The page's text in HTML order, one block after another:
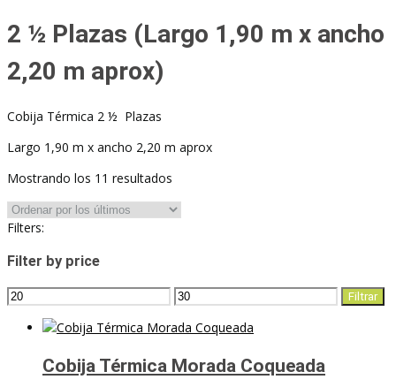
2 ½ Plazas (Largo 1,90 m x ancho
2,20 m aprox)
Cobija Térmica 2 ½ Plazas
Largo 1,90 m x ancho 2,20 m aprox
Mostrando los 11 resultados
los
Filters:
Filter by price
Precio
Precio
Filtrar
Cobija Térmica Morada Coqueada